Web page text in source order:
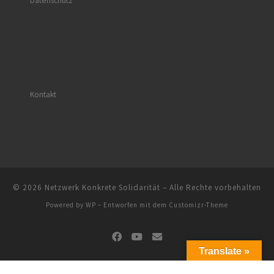
Kontakt
© 2026 Netzwerk Konkrete Solidarität – Alle Rechte vorbehalten
Powered by WP – Entworfen mit dem Customizr-Theme
Translate »